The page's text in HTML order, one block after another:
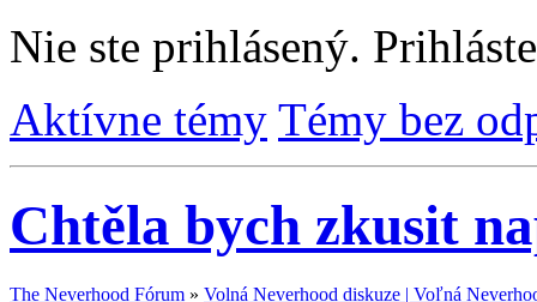
Nie ste prihlásený.
Aktívne témy Témy bez
Chtěla bych zkusit
The Neverhood Fórum » Volná Neverhood diskuze | Voľná